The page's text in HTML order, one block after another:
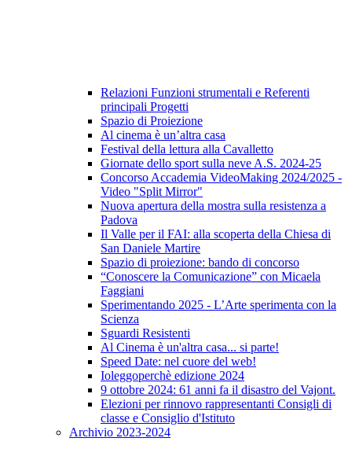
Relazioni Funzioni strumentali e Referenti
principali Progetti
Spazio di Proiezione
Al cinema è un’altra casa
Festival della lettura alla Cavalletto
Giornate dello sport sulla neve A.S. 2024-25
Concorso Accademia VideoMaking 2024/2025 -
Video "Split Mirror"
Nuova apertura della mostra sulla resistenza a
Padova
Il Valle per il FAI: alla scoperta della Chiesa di
San Daniele Martire
Spazio di proiezione: bando di concorso
“Conoscere la Comunicazione” con Micaela
Faggiani
Sperimentando 2025 - L’Arte sperimenta con la
Scienza
Sguardi Resistenti
Al Cinema è un'altra casa... si parte!
Speed Date: nel cuore del web!
Ioleggoperchè edizione 2024
9 ottobre 2024: 61 anni fa il disastro del Vajont.
Elezioni per rinnovo rappresentanti Consigli di
classe e Consiglio d'Istituto
Archivio 2023-2024